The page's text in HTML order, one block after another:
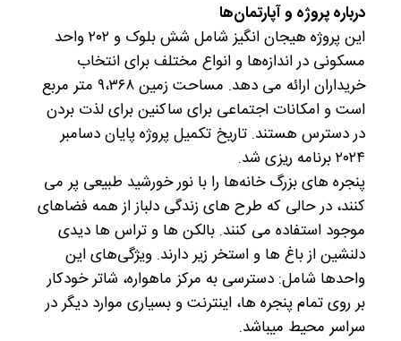
درباره پروژه و آپارتمان‌ها
این پروژه هیجان انگیز شامل شش بلوک و ۲۰۲ واحد
مسکونی در اندازه‌ها و انواع مختلفبرای انتخاب
خریداران ارائه می دهد. مساحت زمین ۹،۳۶۸ متر مربع
است و امکانات اجتماعی برای ساکنین برای لذت بردن
در دسترس هستند. تاریخ تکمیل پروژه پایان دسامبر
۲۰۲۴ برنامه ریزی شد.
پنجره های بزرگ خانه‌ها را با نور خورشید طبیعی پر می
کنند، در حالی که طرح های زندگی دلباز از همه فضاهای
موجود استفاده می کنند. بالکن ها و تراس ها دیدی
دلنشین از باغ ها و استخر زیر دارند. ویژگی‌های این
واحدها شامل: دسترسی به مرکز ماهواره، شاتر خودکار
بر روی تمام پنجره ها، اینترنت و بسیاری موارد دیگر در
سراسر محیط میباشد.